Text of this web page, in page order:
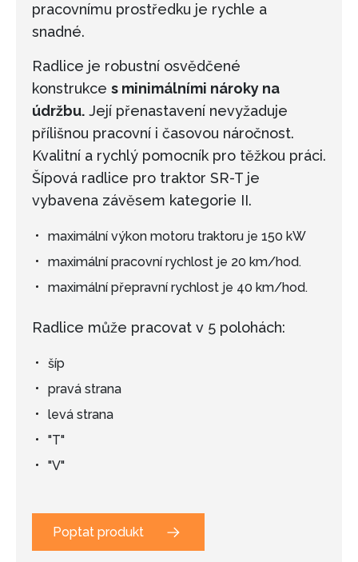
pracovnímu prostředku je rychle a
snadné.
Radlice je robustní osvědčené
konstrukce s minimálními nároky na
údržbu. Její přenastavení nevyžaduje
přílišnou pracovní i časovou náročnost.
Kvalitní a rychlý pomocník pro těžkou práci.
Šípová radlice pro traktor SR-T je
vybavena závěsem kategorie II.
maximální výkon motoru traktoru je 150 kW
maximální pracovní rychlost je 20 km/hod.
maximální přepravní rychlost je 40 km/hod.
Radlice může pracovat v 5 polohách:
šíp
pravá strana
levá strana
"T"
"V"
Poptat produkt